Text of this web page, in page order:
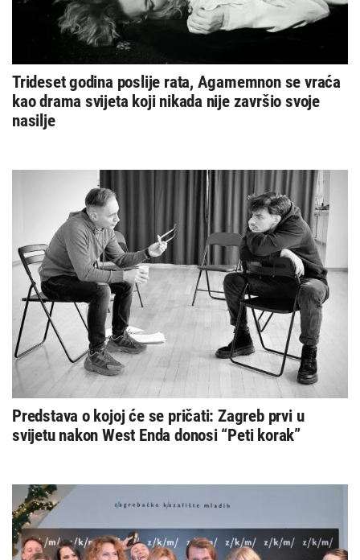
Trideset godina poslije rata, Agamemnon se vraća
kao drama svijeta koji nikada nije završio svoje
nasilje
Predstava o kojoj će se pričati: Zagreb prvi u
svijetu nakon West Enda donosi “Peti korak”